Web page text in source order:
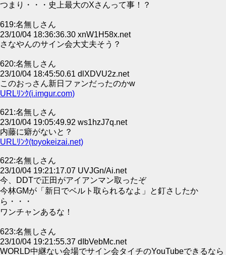
つまり・・・史上最大のXさんって事！？
619:名無しさん
23/10/04 18:36:36.30 xnW1H58x.net
さなやんのサイン会大丈夫そう？
620:名無しさん
23/10/04 18:45:50.61 dlXDVU2z.net
このおっさん新日ファンだったのかw
URLﾘﾝｸ(i.imgur.com)
621:名無しさん
23/10/04 19:05:49.92 ws1hzJ7q.net
内藤に癖がないと？
URLﾘﾝｸ(toyokeizai.net)
622:名無しさん
23/10/04 19:21:17.07 UVJGn/Ai.net
今、DDTで正田がアイアンマン取ったぞ
今林GMが「新日でベルト取られるなよ」と釘さしたか
ら・・・
ワンチャンあるな！
623:名無しさん
23/10/04 19:21:55.37 dIbVebMc.net
WORLD中継ない会場でサイン会タイチのYouTubeできるなら